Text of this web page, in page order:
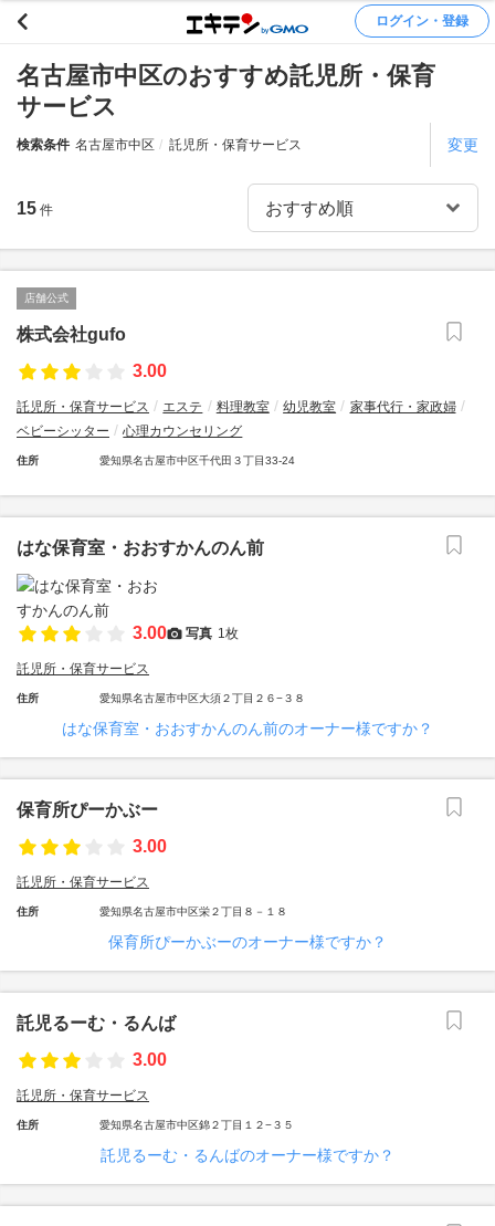
ログイン・登録
名古屋市中区のおすすめ託児所・保育
サービス
検索条件 名古屋市中区 託児所・保育サービス 変更
15 件
店舗公式
株式会社gufo
3.00
託児所・保育サービス エステ 料理教室 幼児教室
家事代行・家政婦
ベビーシッター
心理カウンセリング
住所 愛知県名古屋市中区千代田３丁目33-24
はな保育室・おおすかんのん前
3.00 写真 1枚
託児所・保育サービス
住所 愛知県名古屋市中区大須２丁目２６−３８
はな保育室・おおすかんのん前のオーナー様ですか？
保育所ぴーかぶー
3.00
託児所・保育サービス
住所 愛知県名古屋市中区栄２丁目８－１８
保育所ぴーかぶーのオーナー様ですか？
託児るーむ・るんば
3.00
託児所・保育サービス
住所 愛知県名古屋市中区錦２丁目１２−３５
託児るーむ・るんばのオーナー様ですか？